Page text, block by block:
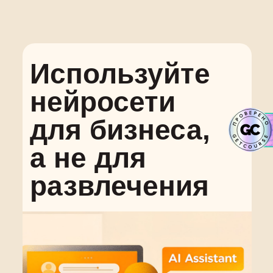
Используйте
нейросети
для бизнеса,
а не для
развлечения